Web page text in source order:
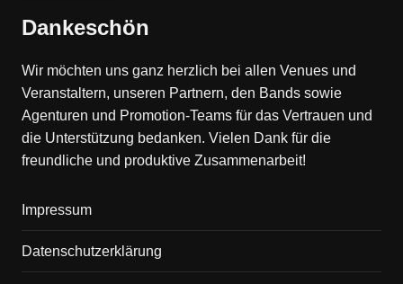
Dankeschön
Wir möchten uns ganz herzlich bei allen Venues und
Veranstaltern, unseren Partnern, den Bands sowie
Agenturen und Promotion-Teams für das Vertrauen und
die Unterstützung bedanken. Vielen Dank für die
freundliche und produktive Zusammenarbeit!
Impressum
Datenschutzerklärung